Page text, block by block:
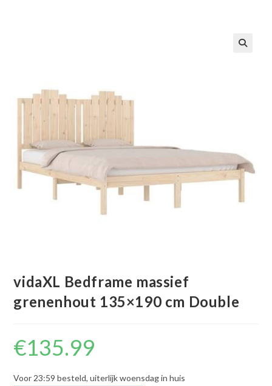
vidaXL Bedframe massief
grenenhout 135×190 cm Double
€135.99
Voor 23:59 besteld, uiterlijk woensdag in huis